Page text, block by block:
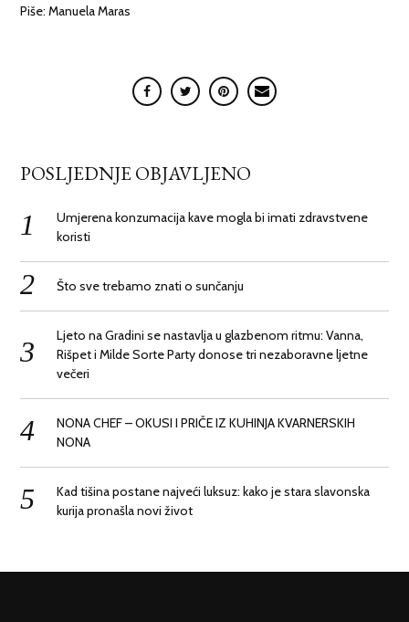
Piše: Manuela Maras
POSLJEDNJE OBJAVLJENO
Umjerena konzumacija kave mogla bi imati zdravstvene
koristi
Što sve trebamo znati o sunčanju
Ljeto na Gradini se nastavlja u glazbenom ritmu: Vanna,
Rišpet i Milde Sorte Party donose tri nezaboravne ljetne
večeri
NONA CHEF – OKUSI I PRIČE IZ KUHINJA KVARNERSKIH
NONA
Kad tišina postane najveći luksuz: kako je stara slavonska
kurija pronašla novi život